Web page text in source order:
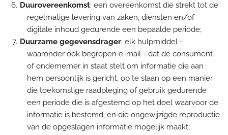
Duurovereenkomst: een overeenkomst die strekt tot de
regelmatige levering van zaken, diensten en/of
digitale inhoud gedurende een bepaalde periode;
Duurzame gegevensdrager: elk hulpmiddel -
waaronder ook begrepen e-mail - dat de consument
of ondernemer in staat stelt om informatie die aan
hem persoonlijk is gericht, op te slaan op een manier
die toekomstige raadpleging of gebruik gedurende
een periode die is afgestemd op het doel waarvoor de
informatie is bestemd, en die ongewijzigde reproductie
van de opgeslagen informatie mogelijk maakt;